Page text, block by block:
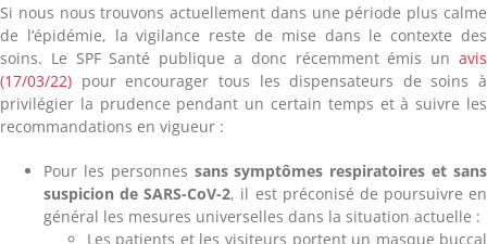
Si nous nous trouvons actuellement dans une période plus calme
de l’épidémie, la vigilance reste de mise dans le contexte des
soins. Le SPF Santé publique a donc récemment émis unavis
(17/03/22)pour encourager tous les dispensateurs de soins à
privilégier la prudence pendant un certain temps et à suivre les
recommandations en vigueur :
Pour les personnes sans symptômes respiratoires et sans
suspicion de SARS-CoV-2, il est préconisé de poursuivre en
général les mesures universelles dans la situation actuelle :
Les patients et les visiteurs portent un masque buccal